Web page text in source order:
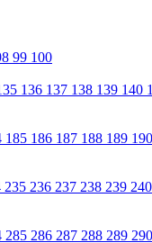
99 100
136 137 138 139 140
185 186 187 188 189 190
235 236 237 238 239 240
285 286 287 288 289 290